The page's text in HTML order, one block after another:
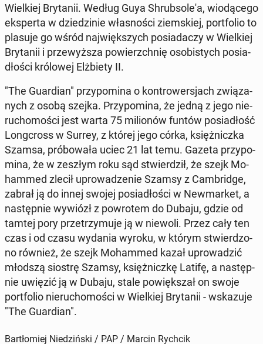
Wiel­kiej Bry­ta­nii. Według Guya Shrub­so­le­'a, wio­dą­ce­go
eks­per­ta w dzie­dzi­nie wła­sno­ści ziem­skiej, port­fo­lio to
plasuje go wśród naj­więk­szych po­sia­da­czy w Wiel­kiej
Bry­ta­nii i prze­wyż­sza po­wierzch­nię oso­bi­stych po­sia­
dło­ści kró­lo­wej Elż­bie­ty II.
"The Gu­ar­dian" przy­po­mi­na o kon­tro­wer­sjach zwią­za­
nych z osobą szejka. Przy­po­mi­na, że jedną z jego nie­
ru­cho­mo­ści jest warta 75 mi­lio­nów funtów po­sia­dłość
Long­cross w Surrey, z której jego córka, księż­nicz­ka
Szamsa, pró­bo­wa­ła uciec 21 lat temu. Gazeta przy­po­
mi­na, że w zeszłym roku sąd stwier­dził, że szejk Mo­
ham­med zlecił upro­wa­dze­nie Szamsy z Cam­brid­ge,
zabrał ją do innej swojej po­sia­dło­ści w New­mar­ket, a
na­stęp­nie wywiózł z po­wro­tem do Dubaju, gdzie od
tamtej pory prze­trzy­mu­je ją w niewoli. Przez cały ten
czas i od czasu wydania wyroku, w którym stwier­dzo­
no również, że szejk Mo­ham­med kazał upro­wa­dzić
młodszą siostrę Szamsy, księż­nicz­kę Latifę, a na­stęp­
nie uwięzić ją w Dubaju, stale po­więk­szał on swoje
port­fo­lio nie­ru­cho­mo­ści w Wiel­kiej Bry­ta­nii - wska­zu­je
"The Gu­ar­dian".
Bartłomiej Niedziński / PAP / Marcin Rychcik